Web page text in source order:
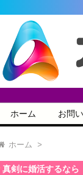
今
ホーム お問
ホーム >
真剣に婚活するなら